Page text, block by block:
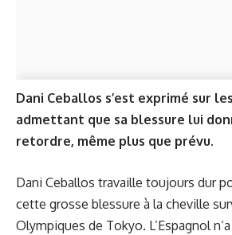
Dani Ceballos s’est exprimé sur
admettant que sa blessure lui
retordre, même plus que prévu.
Dani Ceballos travaille toujours dur
cette grosse blessure à la cheville
Olympiques de Tokyo. L’Espagnol